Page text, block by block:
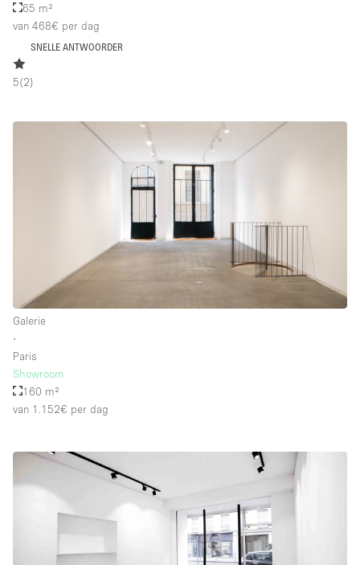
Toiletten
Toonbanken
Verwarming
Voorraadkamer
Whitebox / Minimaal
Verdieping/Toegang:
Souterrain
Winkelcentrum
Boven
65 m²
van 468€ per dag
SNELLE ANTWOORDER
5(2)
Galerie
∙
Paris
Showroom
160 m²
van 1.152€ per dag